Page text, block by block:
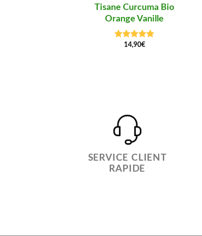
Tisane Curcuma Bio
Orange Vanille
Note5.00
14,90€
SERVICE CLIENT
RAPIDE